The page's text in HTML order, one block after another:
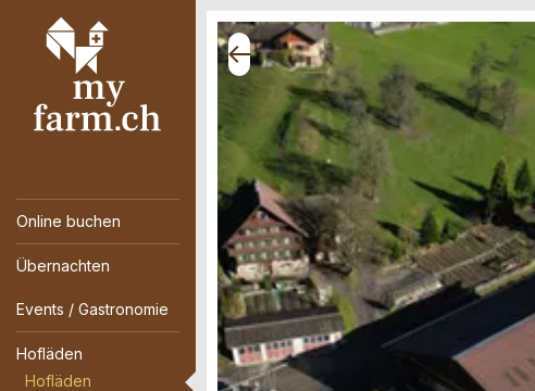
Online buchen
Übernachten
Events / Gastronomie
Hofläden
Hofläden